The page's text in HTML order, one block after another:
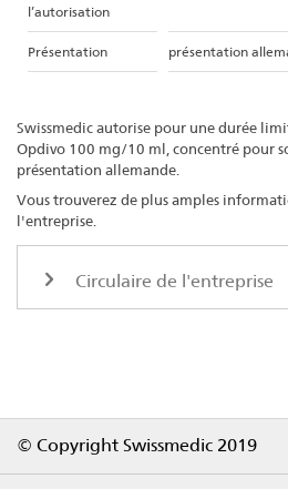
l’autorisation
Présentation présentation
Swissmedic autorise pour une durée
Opdivo 100 mg/10 ml, concentré pour
présentation allemande.
Vous trouverez de plus amples
l'entreprise.
Circulaire de l'entreprise
© Copyright Swissmedic 2019